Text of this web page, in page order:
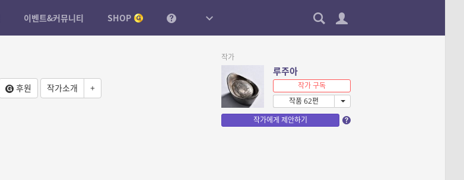
이벤트&커뮤니티 SHOP
후원 작가소개 +
작가
루주아
작가 구독
작품 62편
작가에게 제안하기